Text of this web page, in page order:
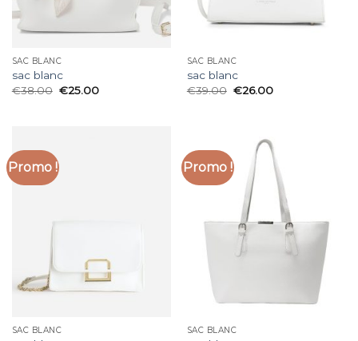
SAC BLANC
sac blanc
€38.00 €25.00
SAC BLANC
sac blanc
€39.00 €26.00
Promo !
SAC BLANC
Promo !
SAC BLANC